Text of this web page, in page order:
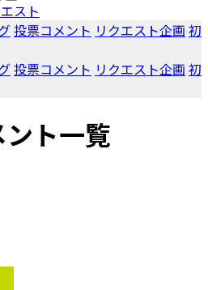
スト
投票コメント リクエスト企画 初
投票コメント リクエスト企画 初
ト一覧